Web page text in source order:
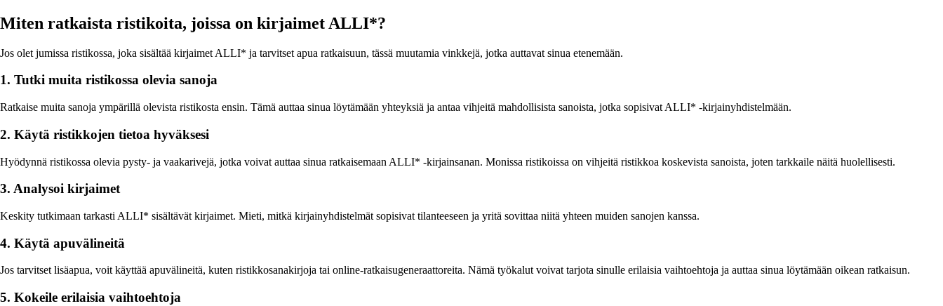
Miten ratkaista ristikoita, joissa on kirjaimet ALLI*?
Jos olet jumissa ristikossa, joka sisältää kirjaimet ALLI* ja tarvitset apua ratkaisuun, tässä muutamia vinkkejä, jotka auttavat sinua etenemään.
1. Tutki muita ristikossa olevia sanoja
Ratkaise muita sanoja ympärillä olevista ristikosta ensin. Tämä auttaa sinua löytämään yhteyksiä ja antaa vihjeitä mahdollisista sanoista, jotka sopisivat ALLI* -kirjainyhdistelmään.
2. Käytä ristikkojen tietoa hyväksesi
Hyödynnä ristikossa olevia pysty- ja vaakarivejä, jotka voivat auttaa sinua ratkaisemaan ALLI* -kirjainsanan. Monissa ristikoissa on vihjeitä ristikkoa koskevista sanoista, joten tarkkaile näitä huolellisesti.
3. Analysoi kirjaimet
Keskity tutkimaan tarkasti ALLI* sisältävät kirjaimet. Mieti, mitkä kirjainyhdistelmät sopisivat tilanteeseen ja yritä sovittaa niitä yhteen muiden sanojen kanssa.
4. Käytä apuvälineitä
Jos tarvitset lisäapua, voit käyttää apuvälineitä, kuten ristikkosanakirjoja tai online-ratkaisugeneraattoreita. Nämä työkalut voivat tarjota sinulle erilaisia vaihtoehtoja ja auttaa sinua löytämään oikean ratkaisun.
5. Kokeile erilaisia vaihtoehtoja